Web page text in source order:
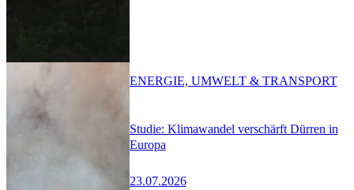
Studie: Klimawandel verschärft Dürren in
Europa
23.07.2026
ENERGIE, UMWELT & TRANSPORT